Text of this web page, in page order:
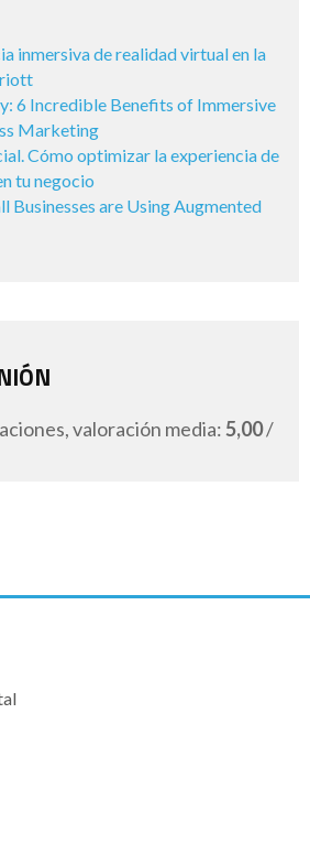
inmersiva de realidad virtual en la
6 Incredible Benefits of Immersive
Marketing
Cómo optimizar la experiencia de
tu negocio
Businesses are Using Augmented
valoración media:5,00/